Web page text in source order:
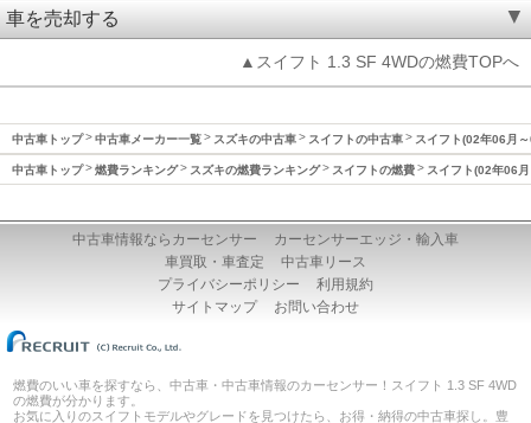
車を売却する
▲スイフト 1.3 SF 4WDの燃費TOPへ
中古車トップ 中古車メーカー一覧 スズキの中古車 スイフトの中古車 スイフト(02年06月
中古車トップ 燃費ランキング スズキの燃費ランキング スイフトの燃費 スイフト(02年06
中古車情報ならカーセンサー
カーセンサーエッジ・輸入車
車買取・車査定
中古車リース
プライバシーポリシー
利用規約
サイトマップ
お問い合わせ
燃費のいい車を探すなら、中古車・中古車情報のカーセンサー！スイフト 1.3 SF 4WD
の燃費が分かります。
お気に入りのスイフトモデルやグレードを見つけたら、お得・納得の中古車探し。豊